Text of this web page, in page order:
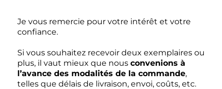
Je vous remercie pour votre intérêt et votre
confiance.
Si vous souhaitez recevoir deux exemplaires ou
plus, il vaut mieux que nous convenions à
l’avance des modalités de la commande,
telles que délais de livraison, envoi, coûts, etc.